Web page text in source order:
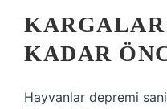
KADAR
Hayvanlar depremi